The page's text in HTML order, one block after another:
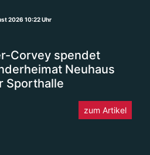
2026 10:22 Uhr
Corvey spendet
Neuhaus
Sporthalle
zum Artikel